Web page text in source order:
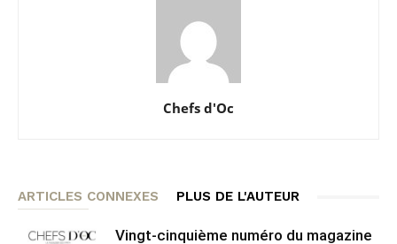
Chefs d'Oc
ARTICLES CONNEXES PLUS DE L'AUTEUR
Vingt-cinquième numéro du magazine